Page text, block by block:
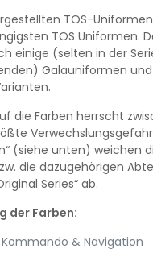
TOS-
TOS Uniformen.
einige (selten in der
Galauniformen
die Farben herrscht
(siehe unten) weichen
die dazugehörigen
Series“ ab.
der Farben:
Kommando & Navigation